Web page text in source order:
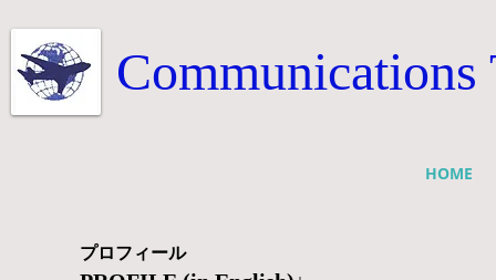
HOME
プロフィール